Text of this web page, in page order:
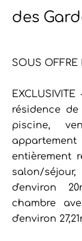
des
SOUS OFFRE
résidence
piscine,
entièrement
salon/
d'environ
chambre
d'environ